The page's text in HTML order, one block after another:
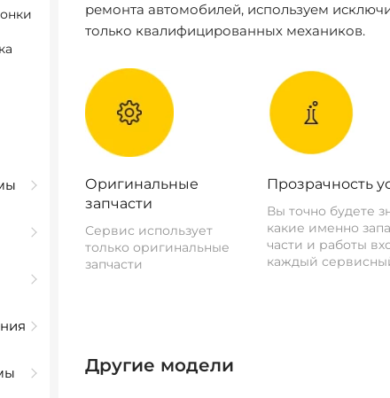
ремонта автомобилей, используем
только квалифицированных механиков.
Оригинальные
запчасти
Сервис использует
только оригинальные
запчасти
Прозрачность
Вы точно будете
какие именно
части и работы
каждый
Другие модели